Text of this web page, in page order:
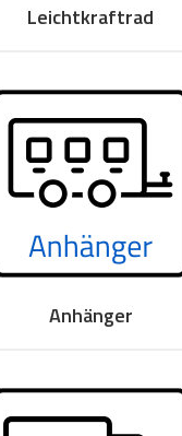
Leichtkraftrad
Anhänger